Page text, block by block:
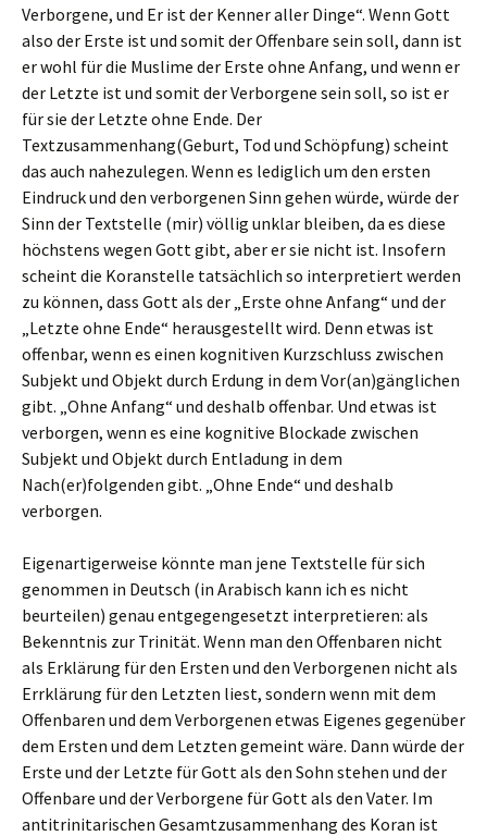
Verborgene, und Er ist der Kenner aller Dinge“. Wenn Gott
also der Erste ist und somit der Offenbare sein soll, dann ist
er wohl für die Muslime der Erste ohne Anfang, und wenn er
der Letzte ist und somit der Verborgene sein soll, so ist er
für sie der Letzte ohne Ende. Der
Textzusammenhang(Geburt, Tod und Schöpfung) scheint
das auch nahezulegen. Wenn es lediglich um den ersten
Eindruck und den verborgenen Sinn gehen würde, würde der
Sinn der Textstelle (mir) völlig unklar bleiben, da es diese
höchstens wegen Gott gibt, aber er sie nicht ist. Insofern
scheint die Koranstelle tatsächlich so interpretiert werden
zu können, dass Gott als der „Erste ohne Anfang“ und der
„Letzte ohne Ende“ herausgestellt wird. Denn etwas ist
offenbar, wenn es einen kognitiven Kurzschluss zwischen
Subjekt und Objekt durch Erdung in dem Vor(an)gänglichen
gibt. „Ohne Anfang“ und deshalb offenbar. Und etwas ist
verborgen, wenn es eine kognitive Blockade zwischen
Subjekt und Objekt durch Entladung in dem
Nach(er)folgenden gibt. „Ohne Ende“ und deshalb
verborgen.
Eigenartigerweise könnte man jene Textstelle für sich
genommen in Deutsch (in Arabisch kann ich es nicht
beurteilen) genau entgegengesetzt interpretieren: als
Bekenntnis zur Trinität. Wenn man den Offenbaren nicht
als Erklärung für den Ersten und den Verborgenen nicht als
Errklärung für den Letzten liest, sondern wenn mit dem
Offenbaren und dem Verborgenen etwas Eigenes gegenüber
dem Ersten und dem Letzten gemeint wäre. Dann würde der
Erste und der Letzte für Gott als den Sohn stehen und der
Offenbare und der Verborgene für Gott als den Vater. Im
antitrinitarischen Gesamtzusammenhang des Koran ist